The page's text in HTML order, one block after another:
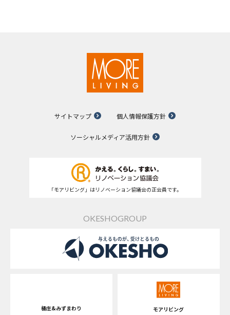
サイトマップ 個人情報保護方針
ソーシャルメディア活用方針
「モアリビング」はリノベーション協議会の正会員です。
OKESHOGROUP
桶庄&みずまわり モアリビング